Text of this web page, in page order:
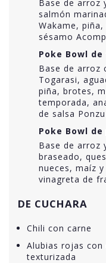
Base de arroz
salmón
Wakame,
sésamo
Poke Bowl
Base de arroz
Togarasi,
piña, brotes,
temporada,
de salsa Ponzu
Poke Bowl
Base de arroz
braseado,
nueces, maíz
vinagreta de
DE CUCHARA
Chili con carne
Alubias rojas con
texturizada